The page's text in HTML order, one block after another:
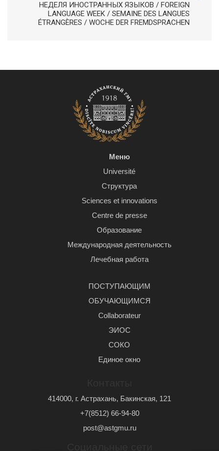
НЕДЕЛЯ ИНОСТРАННЫХ ЯЗЫКОВ / FOREIGN
LANGUAGE WEEK / SEMAINE DES LANGUES
ÉTRANGÈRES / WOCHE DER FREMDSPRACHEN
Меню
Université
Структура
Sciences et innovations
Centre de presse
Образование
Международная деятельность
Лечебная работа
ПОСТУПАЮЩИМ
ОБУЧАЮЩИМСЯ
Сollaborateur
ЭИОС
СОКО
Единое окно
414000, г. Астрахань, Бакинская, 121
+7(8512) 66-94-80
post@astgmu.ru